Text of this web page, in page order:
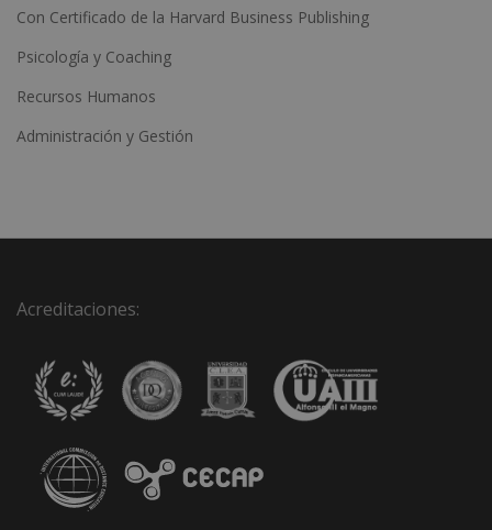
Con Certificado de la Harvard Business Publishing
Psicología y Coaching
Recursos Humanos
Administración y Gestión
Acreditaciones: